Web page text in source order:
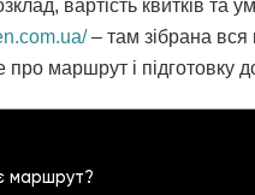
вартість квитків та
– там зібрана
маршрут і підготовку
маршрут?